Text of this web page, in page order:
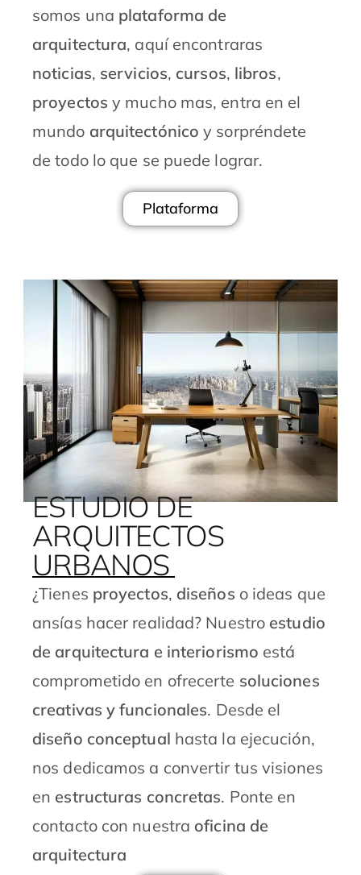
somos una plataforma de
arquitectura, aquí encontraras
noticias, servicios, cursos, libros,
proyectos y mucho mas, entra en el
mundo arquitectónico y sorpréndete
de todo lo que se puede lograr.
Plataforma
ESTUDIO DE
ARQUITECTOS
URBANOS
¿Tienes proyectos, diseños o ideas que
ansías hacer realidad? Nuestro estudio
de arquitectura e interiorismo está
comprometido en ofrecerte soluciones
creativas y funcionales. Desde el
diseño conceptual hasta la ejecución,
nos dedicamos a convertir tus visiones
en estructuras concretas. Ponte en
contacto con nuestra oficina de
arquitectura